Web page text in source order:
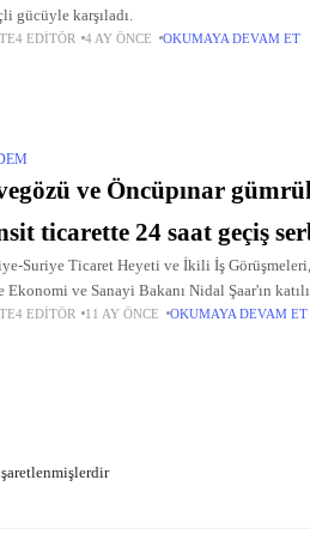
gücüyle karşıladı.
EDITÖR 4 AY ÖNCE OKUMAYA DEVAM ET
ve Öncüpınar
ticarette 24 saat geçiş
Suriye Ticaret Heyeti ve İkili İş
Ekonomi ve Sanayi Bakanı Nidal Şaar'ın
Uluslararası Fuarı kapsamında
EDITÖR 11 AY ÖNCE OKUMAYA DEVAM ET